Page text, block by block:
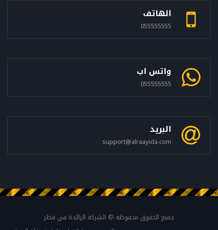
الهاتف
055555555
واتس اب
055555555
البريد
support@alraayida.com
جميع الحقوق محفوظه © الشركة الرائدة فى قطر